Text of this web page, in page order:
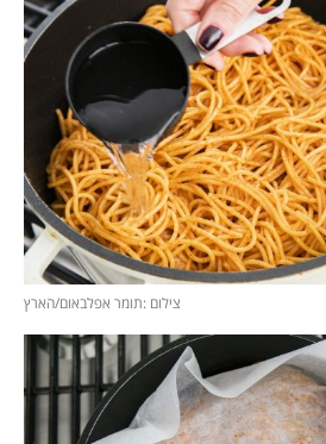
צילום :תומר אפלבאום/הארץ